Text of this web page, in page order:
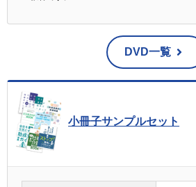
DVD一覧
小冊子サンプルセット